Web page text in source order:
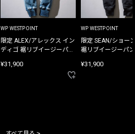
WP WESTPOINT
限定 ALEX/アレックス イン
ディゴ 裾リブイージーパン
¥31,900
WP WESTPOINT
限定 SEAN/ショー
裾リブイージーパ
¥31,900